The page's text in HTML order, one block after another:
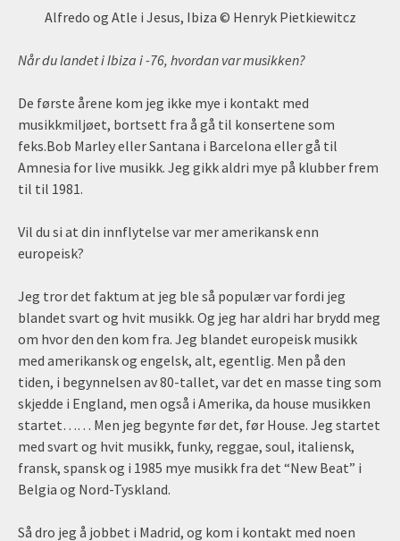
Alfredo og Atle i Jesus, Ibiza © Henryk Pietkiewitcz
Når du landet i Ibiza i -76, hvordan var musikken?
De første årene kom jeg ikke mye i kontakt med
musikkmiljøet, bortsett fra å gå til konsertene som
feks.Bob Marley eller Santana i Barcelona eller gå til
Amnesia for live musikk. Jeg gikk aldri mye på klubber frem
til til 1981.
Vil du si at din innflytelse var mer amerikansk enn
europeisk?
Jeg tror det faktum at jeg ble så populær var fordi jeg
blandet svart og hvit musikk. Og jeg har aldri har brydd meg
om hvor den den kom fra. Jeg blandet europeisk musikk
med amerikansk og engelsk, alt, egentlig. Men på den
tiden, i begynnelsen av 80-tallet, var det en masse ting som
skjedde i England, men også i Amerika, da house musikken
startet…… Men jeg begynte før det, før House. Jeg startet
med svart og hvit musikk, funky, reggae, soul, italiensk,
fransk, spansk og i 1985 mye musikk fra det “New Beat” i
Belgia og Nord-Tyskland.
Så dro jeg å jobbet i Madrid, og kom i kontakt med noen